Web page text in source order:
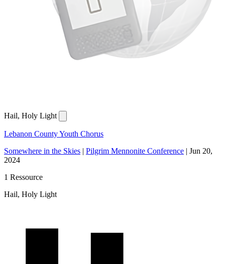
Hail, Holy Light
Lebanon County Youth Chorus
Somewhere in the Skies | Pilgrim Mennonite Conference | Jun 20,
2024
1 Ressource
Hail, Holy Light